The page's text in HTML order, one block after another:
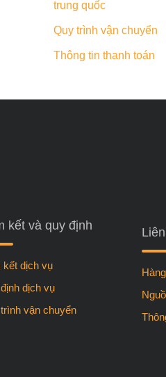
trung quốc
Quy trình vận chuyển
Thông tin thanh toán
kết và quy định
kết dịch vụ
dịch vụ
vận chuyển